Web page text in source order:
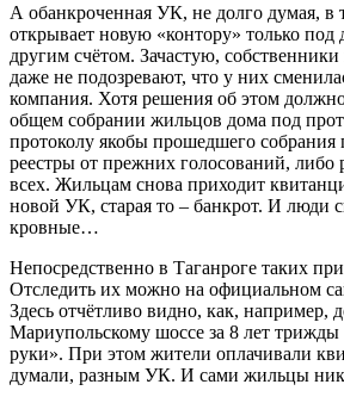
А обанкроченная УК, не долго думая, в
открывает новую «контору» только под
другим счётом. Зачастую,
даже не подозревают, что у них
компания. Хотя решения об этом
общем собрании жильцов дома под
протоколу якобы прошедшего
реестры от прежних голосований, либо
всех. Жильцам снова приходит
новой УК, старая то – банкрот. И люди
кровные…
Непосредственно в Таганроге таких
Отследить их можно на официальном
Здесь отчётливо видно, как, например,
Мариупольскому шоссе за 8 лет трижды
руки». При этом жители оплачивали
думали, разным УК. И сами жильцы